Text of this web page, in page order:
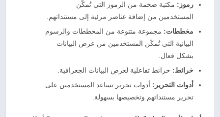
رموز: مكتبة ضخمة من الرموز التي تُمكّن
المستخدمين من إضافة عناصر مرئية إلى مستنداتهم.
مخططات: مجموعة متنوعة من المخططات والرسوم
البيانية التي تُمكّن المستخدمين من عرض البيانات
بشكل فعال.
خرائط: خرائط تفاعلية لعرض البيانات الجغرافية.
أدوات التحرير: أدوات تحرير تساعد المستخدمين على
تحرير مستنداتهم وتخصيصها بسهولة.